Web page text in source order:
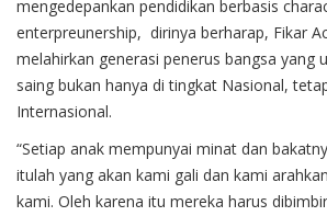
mengedepankan pendidikan berbasis
enterpreunership, dirinya berharap, Fikar
melahirkan generasi penerus bangsa yang
saing bukan hanya di tingkat Nasional,
Internasional.
“Setiap anak mempunyai minat dan
itulah yang akan kami gali dan kami
kami. Oleh karena itu mereka harus